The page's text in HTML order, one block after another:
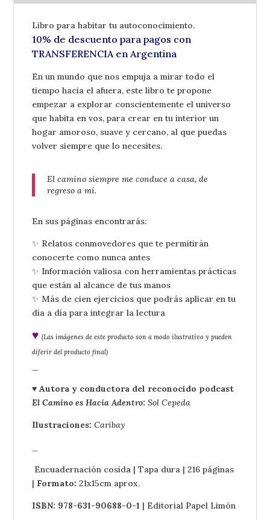
Cepeda
cantidad
Libro para habitar tu autoconocimiento.
10% de descuento para pagos con
TRANSFERENCIA en Argentina
En un mundo que nos empuja a mirar todo el
tiempo hacia el afuera, este libro te propone
empezar a explorar conscientemente el universo
que habita en vos, para crear en tu interior un
hogar amoroso, suave y cercano, al que puedas
volver siempre que lo necesites.
El camino siempre me conduce a casa,de
regreso a mí.
En sus páginas encontrarás:
✨ Relatos conmovedores que te permitirán
conocerte como nunca antes
✨ Información valiosa con herramientas prácticas
que están al alcance de tus manos
✨ Más de cien ejercicios que podrás aplicar en tu
día a día para integrar la lectura
♥ (Las imágenes de este producto son a modo ilustrativo y pueden
diferir del producto final)
♥ Autora y conductora del reconocido podcast
El Camino es Hacia Adentro: Sol Cepeda
Ilustraciones: Caribay
Encuadernación cosida | Tapa dura | 216 páginas
| Formato: 21x15cm aprox.
ISBN: 978-631-90688-0-1 | Editorial Papel Limón